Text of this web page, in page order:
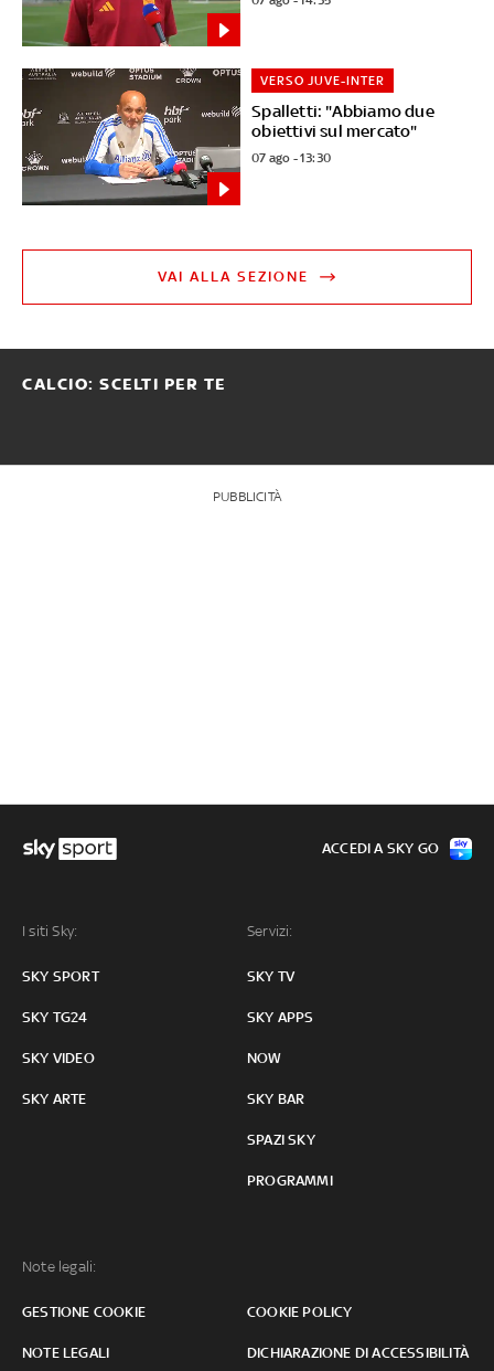
Spalletti: "Abbiamo due
obiettivi sul mercato"
VERSO JUVE-INTER
07 ago - 13:30
VAI ALLA SEZIONE
CALCIO: SCELTI PER TE
PUBBLICITÀ
I siti Sky:
SKY SPORT
SKY TG24
SKY VIDEO
SKY ARTE
Servizi:
SKY TV
SKY APPS
NOW
SKY BAR
SPAZI SKY
PROGRAMMI
Note legali:
GESTIONE COOKIE COOKIE POLICY
NOTE LEGALI DICHIARAZIONE DI ACCESSIBILITÀ
ACCEDI A SKY GO